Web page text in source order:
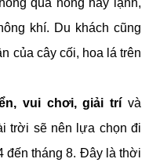
quá nóng hay lạnh,
khí. Du khách cũng
của cây cối, hoa lá trên
vui chơi, giải trí và
trời sẽ nên lựa chọn đi
đến tháng 8. Đây là thời